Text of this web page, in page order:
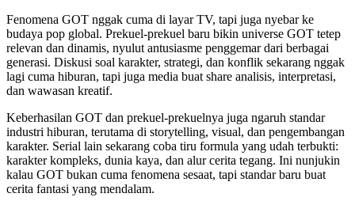
Fenomena GOT nggak cuma di layar TV, tapi juga nyebar ke
budaya pop global. Prekuel-prekuel baru bikin universe GOT tetep
relevan dan dinamis, nyulut antusiasme penggemar dari berbagai
generasi. Diskusi soal karakter, strategi, dan konflik sekarang nggak
lagi cuma hiburan, tapi juga media buat share analisis, interpretasi,
dan wawasan kreatif.
Keberhasilan GOT dan prekuel-prekuelnya juga ngaruh standar
industri hiburan, terutama di storytelling, visual, dan pengembangan
karakter. Serial lain sekarang coba tiru formula yang udah terbukti:
karakter kompleks, dunia kaya, dan alur cerita tegang. Ini nunjukin
kalau GOT bukan cuma fenomena sesaat, tapi standar baru buat
cerita fantasi yang mendalam.